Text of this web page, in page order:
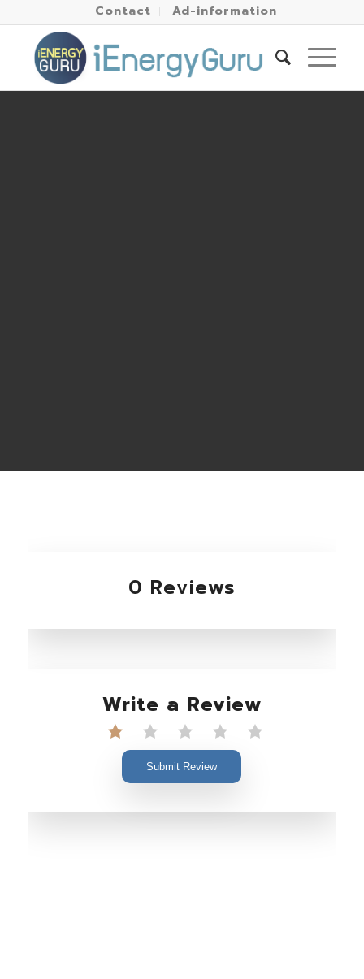
Contact Ad-information
0 Reviews
Write a Review
Submit Review